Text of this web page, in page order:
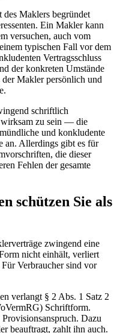
Maklers begründet
Ein Makler kann
versuchen, auch vom
typischen Fall vor dem
Vertragsschluss
der konkreten Umstände
der Makler persönlich und
schriftlich
wirksam zu sein — die
und konkludente
an. Allerdings gibt es für
die dieser
Fehlen der gesamte
schützen Sie als
zwingend eine
nicht einhält, verliert
Verbraucher sind vor
verlangt § 2 Abs. 1 Satz 2
Schriftform.
Dazu
beauftragt, zahlt ihn auch.